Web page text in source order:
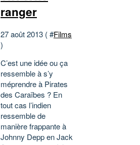
ranger
27 août 2013 ( #Films
)
C’est une idée ou ça
ressemble à s’y
méprendre à Pirates
des Caraïbes ? En
tout cas l’indien
ressemble de
manière frappante à
Johnny Depp en Jack